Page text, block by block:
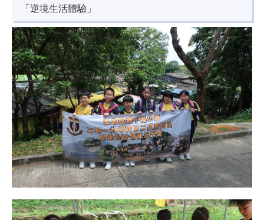
「逆境生活體驗」